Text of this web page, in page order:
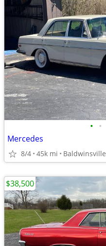
• •
Mercedes
8/4 45k mi Baldwinsville
$38,500